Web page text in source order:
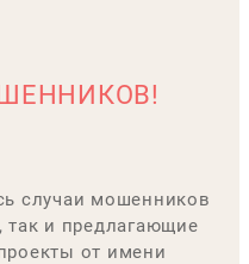
случаи мошенников
так и предлагающие
от имени